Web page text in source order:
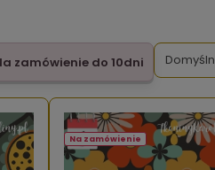
zamówienie do 10dni
Na zamówienie